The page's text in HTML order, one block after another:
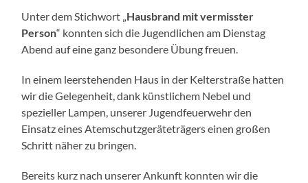
Unter dem Stichwort „Hausbrand mit vermisster
Person“ konnten sich die Jugendlichen am Dienstag
Abend auf eine ganz besondere Übung freuen.
In einem leerstehenden Haus in der Kelterstraße hatten
wir die Gelegenheit, dank künstlichem Nebel und
spezieller Lampen, unserer Jugendfeuerwehr den
Einsatz eines Atemschutzgeräteträgers einen großen
Schritt näher zu bringen.
Bereits kurz nach unserer Ankunft konnten wir die